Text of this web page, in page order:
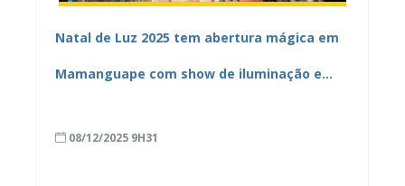
Natal de Luz 2025 tem abertura mágica em
Mamanguape com show de iluminação e
08/12/2025 9H31